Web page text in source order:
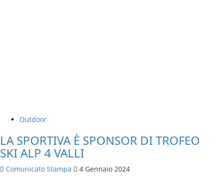
Outdoor
LA SPORTIVA È SPONSOR DI TROFEO
SKI ALP 4 VALLI
Comunicato Stampa 4 Gennaio 2024